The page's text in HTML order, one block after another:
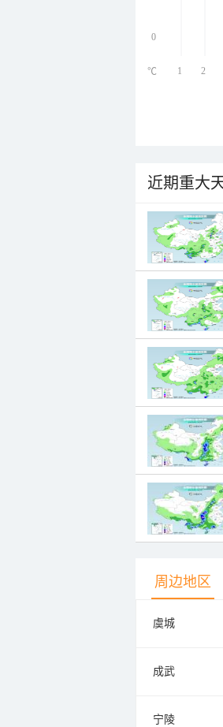
0
1 2
℃
近期重大
周边地区
虞城
成武
宁陵